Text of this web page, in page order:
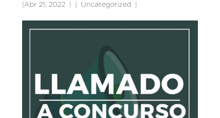
Abr 21, 2022 Uncategorized